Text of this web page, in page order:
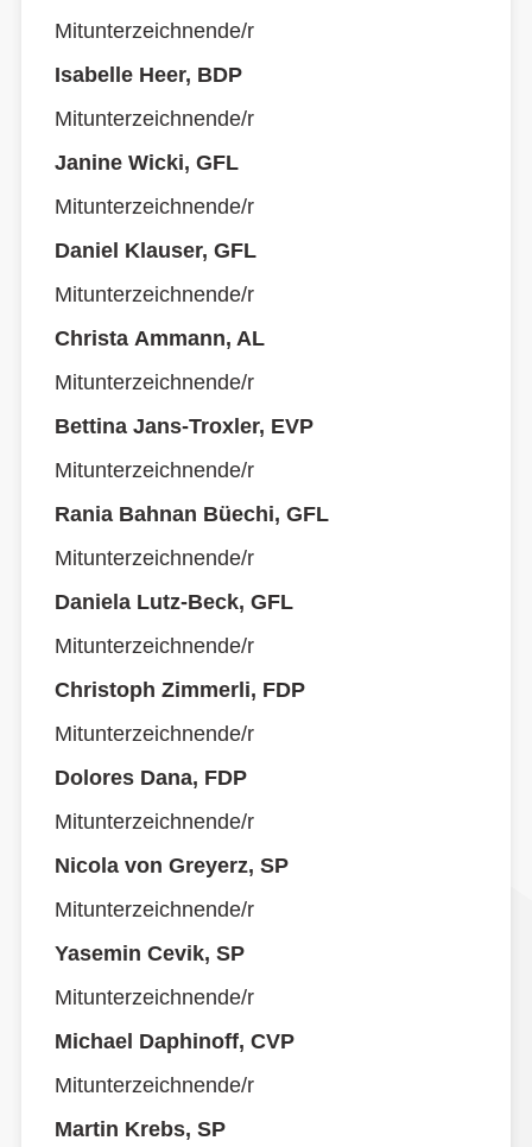
Mitunterzeichnende/r
Isabelle Heer, BDP
Mitunterzeichnende/r
Janine Wicki, GFL
Mitunterzeichnende/r
Daniel Klauser, GFL
Mitunterzeichnende/r
Christa Ammann, AL
Mitunterzeichnende/r
Bettina Jans-Troxler, EVP
Mitunterzeichnende/r
Rania Bahnan Büechi, GFL
Mitunterzeichnende/r
Daniela Lutz-Beck, GFL
Mitunterzeichnende/r
Christoph Zimmerli, FDP
Mitunterzeichnende/r
Dolores Dana, FDP
Mitunterzeichnende/r
Nicola von Greyerz, SP
Mitunterzeichnende/r
Yasemin Cevik, SP
Mitunterzeichnende/r
Michael Daphinoff, CVP
Mitunterzeichnende/r
Martin Krebs, SP